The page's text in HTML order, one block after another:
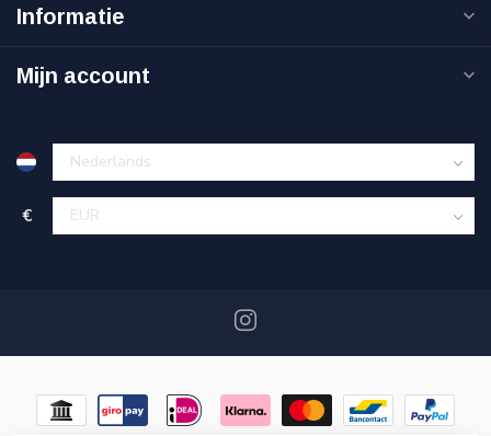
Informatie
Mijn account
€